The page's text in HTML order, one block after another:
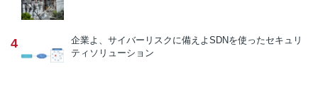
4 企業よ、サイバーリスクに備えよ SDNを使ったセキュリ
ティソリューション